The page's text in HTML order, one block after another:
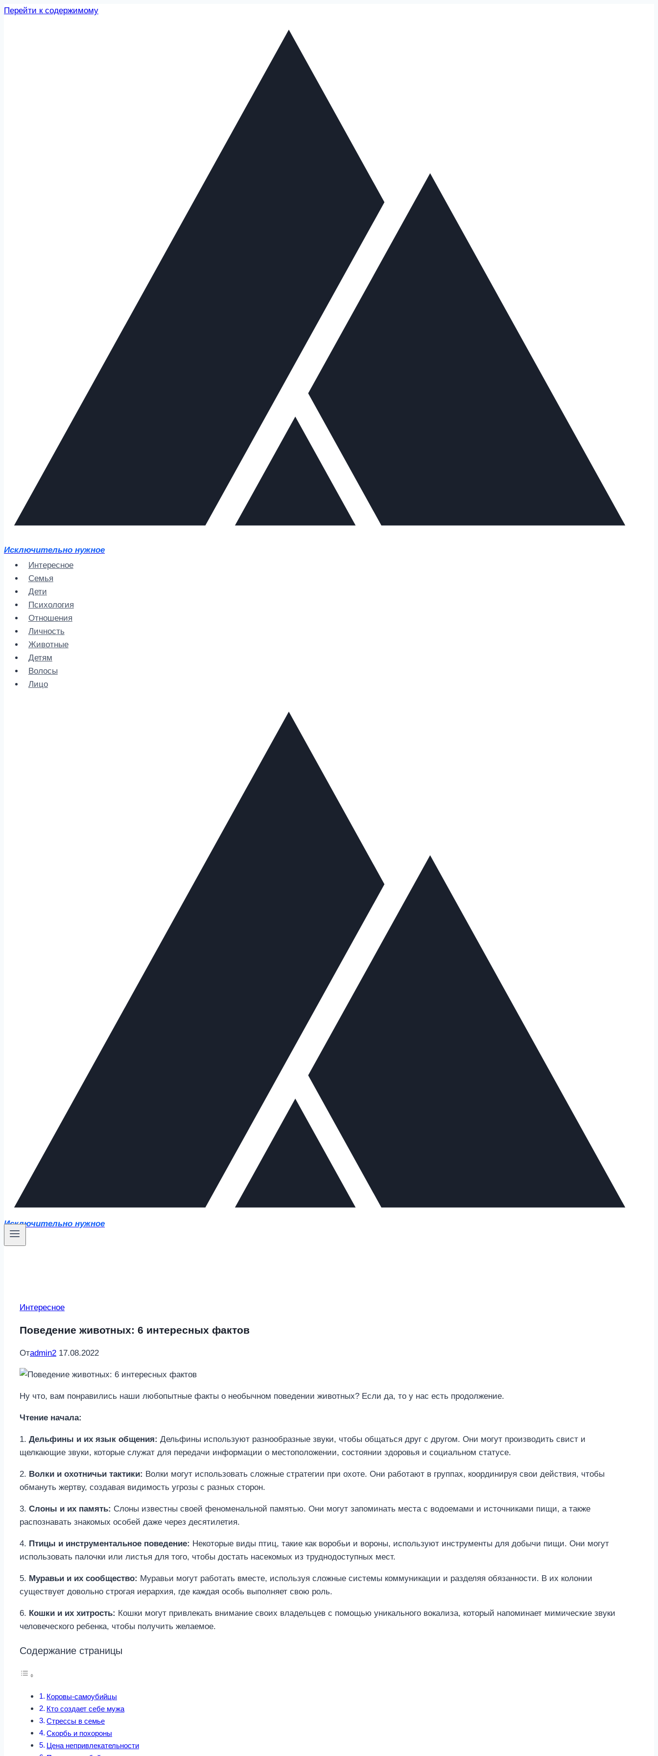
Перейти к содержимому
Исключительно нужное
Интересное
Семья
Дети
Психология
Отношения
Личность
Животные
Детям
Волосы
Лицо
Исключительно нужное
Интересное
Поведение животных: 6 интересных фактов
Отadmin2 17.08.2022
Ну что, вам понравились наши любопытные факты о необычном поведении животных? Если да, то у нас есть продолжение.
Чтение начала:
1. Дельфины и их язык общения: Дельфины используют разнообразные звуки, чтобы общаться друг с другом. Они могут производить свист и
щелкающие звуки, которые служат для передачи информации о местоположении, состоянии здоровья и социальном статусе.
2. Волки и охотничьи тактики: Волки могут использовать сложные стратегии при охоте. Они работают в группах, координируя свои действия, чтобы
обмануть жертву, создавая видимость угрозы с разных сторон.
3. Слоны и их память: Слоны известны своей феноменальной памятью. Они могут запоминать места с водоемами и источниками пищи, а также
распознавать знакомых особей даже через десятилетия.
4. Птицы и инструментальное поведение: Некоторые виды птиц, такие как воробьи и вороны, используют инструменты для добычи пищи. Они могут
использовать палочки или листья для того, чтобы достать насекомых из труднодоступных мест.
5. Муравьи и их сообщество: Муравьи могут работать вместе, используя сложные системы коммуникации и разделяя обязанности. В их колонии
существует довольно строгая иерархия, где каждая особь выполняет свою роль.
6. Кошки и их хитрость: Кошки могут привлекать внимание своих владельцев с помощью уникального вокализа, который напоминает мимические звуки
человеческого ребенка, чтобы получить желаемое.
Содержание страницы
Коровы-самоубийцы
Кто создает себе мужа
Стрессы в семье
Скорбь и похороны
Цена непривлекательности